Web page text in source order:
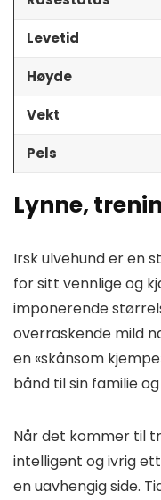
Levetid
Høyde
Vekt
Pels
Lynne,
Irsk ulvehund er en
for sitt vennlige og
imponerende
overraskende mild
en «skånsom
bånd til sin familie
Når det kommer til
intelligent og ivrig
en uavhengig side.